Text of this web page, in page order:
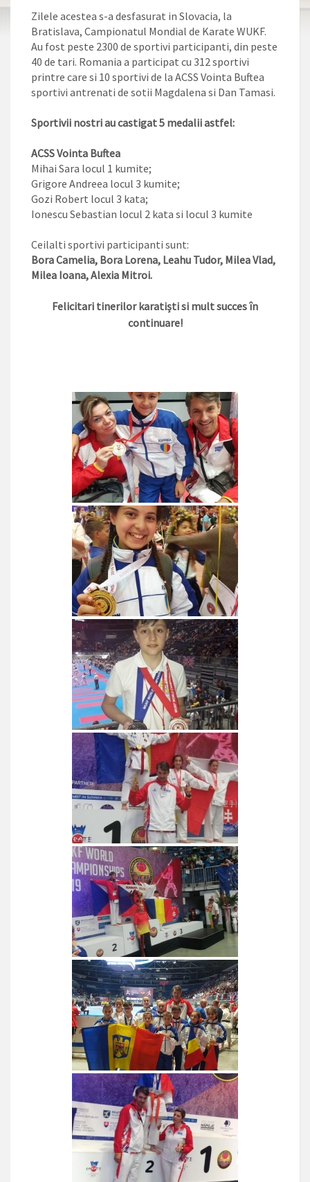
Zilele acestea s-a desfasurat in Slovacia, la
Bratislava, Campionatul Mondial de Karate WUKF.
Au fost peste 2300 de sportivi participanti, din peste
40 de tari. Romania a participat cu 312 sportivi
printre care si 10 sportivi de la ACSS Vointa Buftea
sportivi antrenati de sotii Magdalena si Dan Tamasi.
Sportivii nostri au castigat 5 medalii astfel:
ACSS Vointa Buftea
Mihai Sara locul 1 kumite;
Grigore Andreea locul 3 kumite;
Gozi Robert locul 3 kata;
Ionescu Sebastian locul 2 kata si locul 3 kumite
Ceilalti sportivi participanti sunt:
Bora Camelia, Bora Lorena, Leahu Tudor, Milea Vlad,
Milea Ioana, Alexia Mitroi.
Felicitari tinerilor karatiști si mult succes în
continuare!